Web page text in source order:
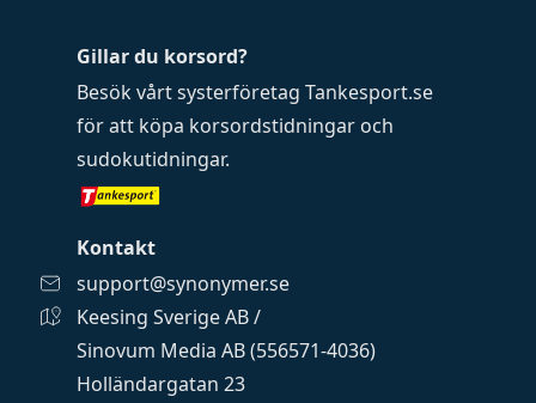
Gillar du korsord?
Besök vårt systerföretag Tankesport.se
för att köpa korsordstidningar och
sudokutidningar.
Kontakt
support@synonymer.se
Keesing Sverige AB /
Sinovum Media AB (556571-4036)
Holländargatan 23